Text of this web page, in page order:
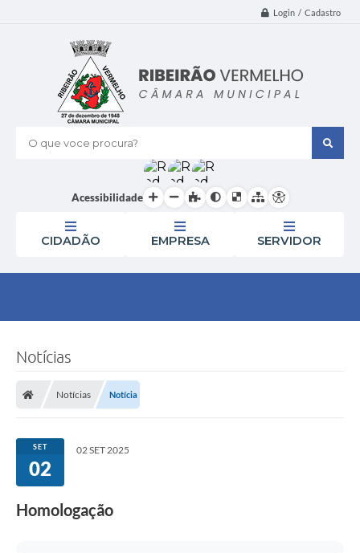
Login / Cadastro
O que voce procura?
Acessibilidade
CIDADÃO EMPRESA SERVIDOR
Notícias
Notícias Notícia
SET
02
02 SET 2025
Homologação